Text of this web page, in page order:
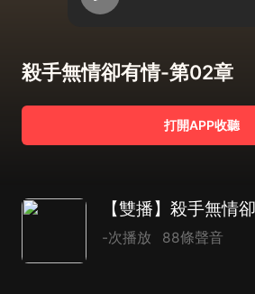
殺手無情卻有情-第02章
打開APP收聽
-次播放 88條聲音